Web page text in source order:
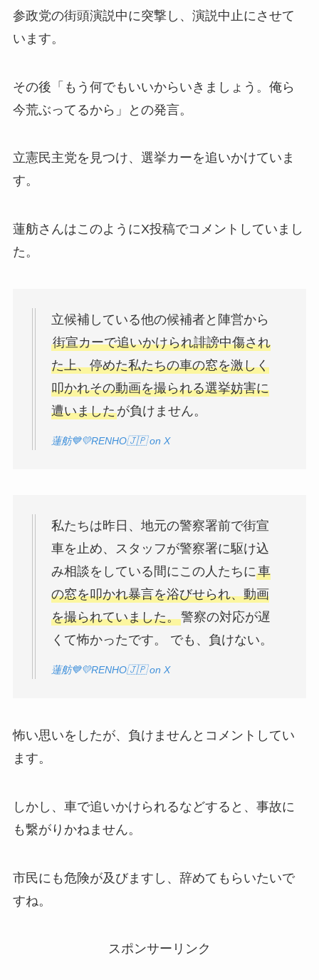
参政党の街頭演説中に突撃し、演説中止にさせて
います。
その後「もう何でもいいからいきましょう。俺ら
今荒ぶってるから」との発言。
立憲民主党を見つけ、選挙カーを追いかけていま
す。
蓮舫さんはこのようにX投稿でコメントしていまし
た。
立候補している他の候補者と陣営から
街宣カーで追いかけられ誹謗中傷され
た上、停めた私たちの車の窓を激しく
叩かれその動画を撮られる選挙妨害に
遭いましたが負けません。
蓮舫💙💛RENHO🇯🇵 on X
私たちは昨日、地元の警察署前で街宣
車を止め、スタッフが警察署に駆け込
み相談をしている間にこの人たちに車
の窓を叩かれ暴言を浴びせられ、動画
を撮られていました。警察の対応が遅
くて怖かったです。 でも、負けない。
蓮舫💙💛RENHO🇯🇵 on X
怖い思いをしたが、負けませんとコメントしてい
ます。
しかし、車で追いかけられるなどすると、事故に
も繋がりかねません。
市民にも危険が及びますし、辞めてもらいたいで
すね。
スポンサーリンク